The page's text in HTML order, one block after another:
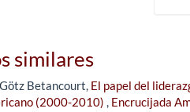
similares
Betancourt, El papel del
(2000-2010) , Encrucijada